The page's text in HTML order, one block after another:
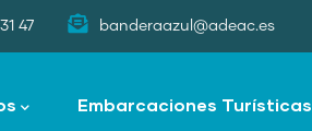
47 banderaazul@adeac.es
Embarcaciones Turísticas